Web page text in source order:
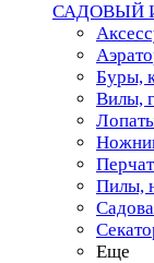
САДОВЫЙ
Буры,
Вилы,
Пилы,
Еще